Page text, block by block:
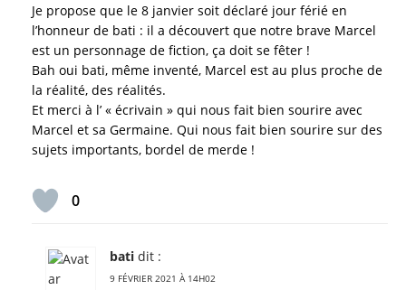
Je propose que le 8 janvier soit déclaré jour férié en
l’honneur de bati : il a découvert que notre brave Marcel
est un personnage de fiction, ça doit se fêter !
Bah oui bati, même inventé, Marcel est au plus proche de
la réalité, des réalités.
Et merci à l’ « écrivain » qui nous fait bien sourire avec
Marcel et sa Germaine. Qui nous fait bien sourire sur des
sujets importants, bordel de merde !
0
bati dit :
9 FÉVRIER 2021 À 14H02